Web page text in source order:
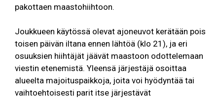
pakottaen maastohiihtoon.
Joukkueen käytössä olevat ajoneuvot kerätään pois
toisen päivän iltana ennen lähtöä (klo 21), ja eri
osuuksien hiihtäjät jäävät maastoon odottelemaan
viestin etenemistä. Yleensä järjestäjä osoittaa
alueelta majoituspaikkoja, joita voi hyödyntää tai
vaihtoehtoisesti parit itse järjestävät